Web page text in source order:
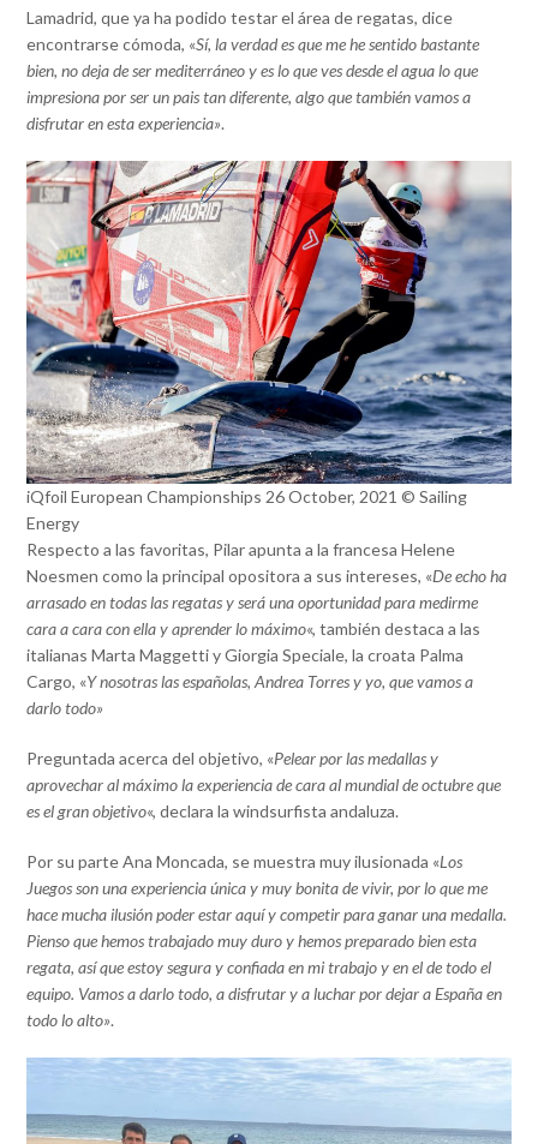
Lamadrid, que ya ha podido testar el área de regatas, dice
encontrarse cómoda, «Sí, la verdad es que me he sentido bastante
bien, no deja de ser mediterráneo y es lo que ves desde el agua lo que
impresiona por ser un pais tan diferente, algo que también vamos a
disfrutar en esta experiencia».
iQfoil European Championships 26 October, 2021 © Sailing
Energy
Respecto a las favoritas, Pilar apunta a la francesa Helene
Noesmen como la principal opositora a sus intereses, «De echo ha
arrasado en todas las regatas y será una oportunidad para medirme
cara a cara con ella y aprender lo máximo«, también destaca a las
italianas Marta Maggetti y Giorgia Speciale, la croata Palma
Cargo, «Y nosotras las españolas, Andrea Torres y yo, que vamos a
darlo todo»
Preguntada acerca del objetivo, «Pelear por las medallas y
aprovechar al máximo la experiencia de cara al mundial de octubre que
es el gran objetivo«, declara la windsurfista andaluza.
Por su parte Ana Moncada, se muestra muy ilusionada «Los
Juegos son una experiencia única y muy bonita de vivir, por lo que me
hace mucha ilusión poder estar aquí y competir para ganar una medalla.
Pienso que hemos trabajado muy duro y hemos preparado bien esta
regata, así que estoy segura y confiada en mi trabajo y en el de todo el
equipo. Vamos a darlo todo, a disfrutar y a luchar por dejar a España en
todo lo alto».